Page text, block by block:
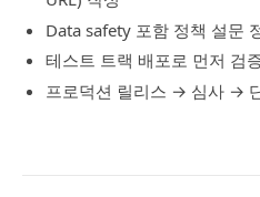
Data safety 포함 정책 설문
테스트 트랙 배포로 먼저 검
프로덕션 릴리스 → 심사 →